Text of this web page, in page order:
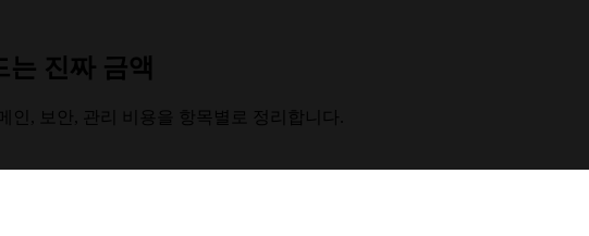
진짜 금액
, 보안, 관리 비용을 항목별로 정리합니다.